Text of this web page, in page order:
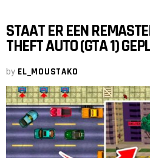
STAAT ER EEN
THEFT AUTO (GTA 1)
by EL_MOUSTAKO